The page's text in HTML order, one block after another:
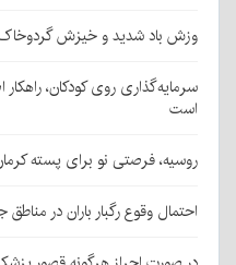
وزش باد شدید و خیزش گردوخاک
سرمایه‌گذاری روی کودکان،
است
روسیه، فرصتی نو برای پسته
احتمال وقوع رگبار باران در